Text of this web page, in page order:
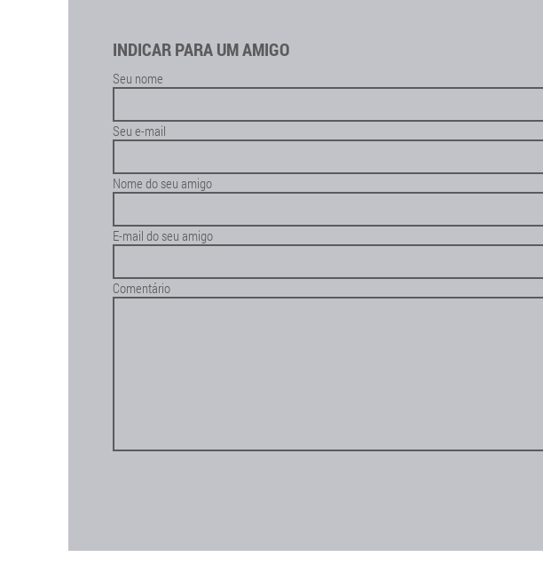
INDICAR PARA UM AMIGO
Seu nome
Seu e-mail
Nome do seu amigo
E-mail do seu amigo
Comentário